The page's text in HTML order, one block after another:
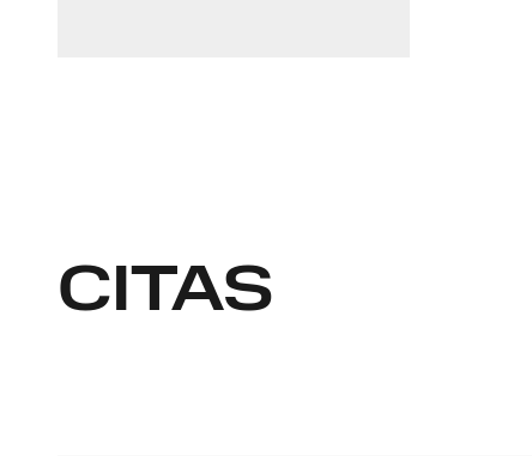
CITAS